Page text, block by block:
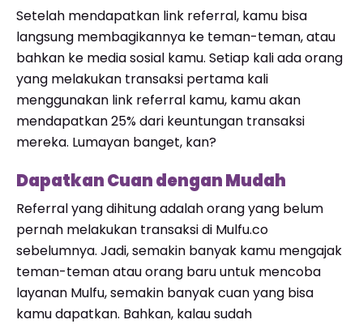
Setelah mendapatkan link referral, kamu bisa
langsung membagikannya ke teman-teman, atau
bahkan ke media sosial kamu. Setiap kali ada orang
yang melakukan transaksi pertama kali
menggunakan link referral kamu, kamu akan
mendapatkan 25% dari keuntungan transaksi
mereka. Lumayan banget, kan?
Dapatkan Cuan dengan Mudah
Referral yang dihitung adalah orang yang belum
pernah melakukan transaksi di Mulfu.co
sebelumnya. Jadi, semakin banyak kamu mengajak
teman-teman atau orang baru untuk mencoba
layanan Mulfu, semakin banyak cuan yang bisa
kamu dapatkan. Bahkan, kalau sudah